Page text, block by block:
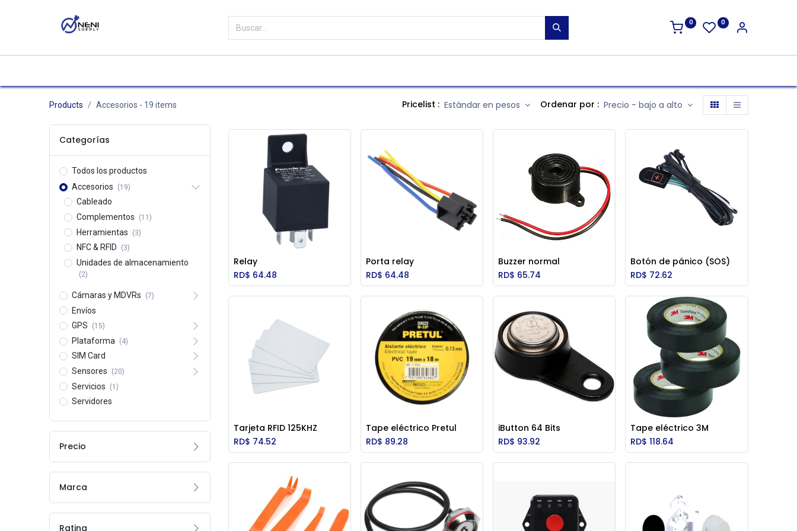
0 0
Products Accesorios - 19 items Pricelist : Estándar en pesos Ordenar por : Precio - bajo a alto
Categorías
Todos los productos
Accesorios
(19)
Cableado
Complementos
(11)
Herramientas (3)
NFC & RFID (3)
Unidades de almacenamiento
(2)
Cámaras y MDVRs (7)
Envíos
GPS
(15)
Plataforma (4)
SIM Card
Sensores
(20)
Servicios (1)
Servidores
Precio
Marca
Rating
Relay
RD$ 64.48
Add to Cart
Porta relay
RD$ 64.48
Add to Cart
Buzzer normal
RD$ 65.74
Add to Cart
Botón de pánico (SOS)
RD$ 72.62
Add to Cart
Tarjeta RFID 125KHZ
RD$ 74.52
Add to Cart
Tape eléctrico Pretul
RD$ 89.28
Add to Cart
iButton 64 Bits
RD$ 93.92
Add to Cart
Tape eléctrico 3M
RD$118.64